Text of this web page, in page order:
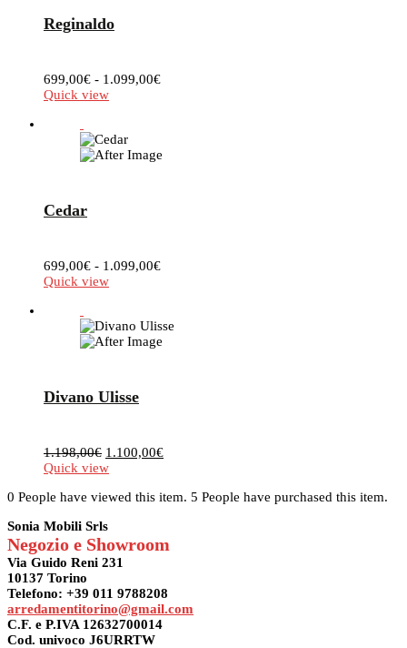
Reginaldo
699,00€ - 1.099,00€Fascia
a
Quick view
Cedar
699,00€ - 1.099,00€Fascia
699,00€
a
Quick view
Divano Ulisse
1.198,00€ Il
prezzo
era:
1.100,00€Il
è:
Quick view
0 People have viewed this item. 5 People have purchased this item.
Sonia Mobili Srls
Negozio e Showroom
Via Guido Reni 231
10137 Torino
Telefono: +39 011 9788208
arredamentitorino@gmail.com
C.F. e P.IVA 12632700014
Cod. univoco J6URRTW